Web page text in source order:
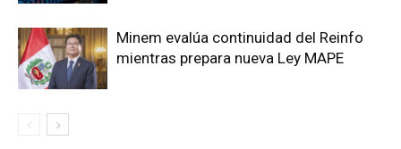
Minem evalúa continuidad del Reinfo
mientras prepara nueva Ley MAPE